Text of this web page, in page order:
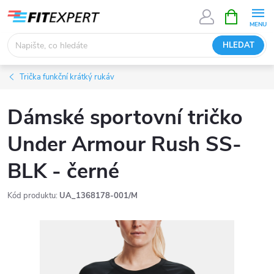
obsah
HLEDAT
NÁKUPNÍ
KOŠÍK
Trička funkční krátký rukáv
Dámské sportovní tričko
Under Armour Rush SS-
BLK - černé
Kód produktu: UA_1368178-001/M